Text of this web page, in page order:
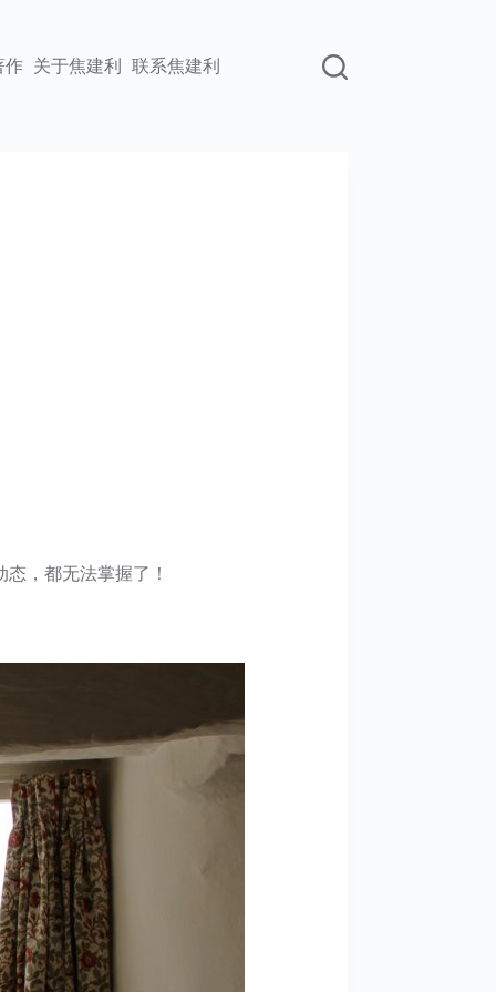
作 关于焦建利 联系焦建利
，都无法掌握了！